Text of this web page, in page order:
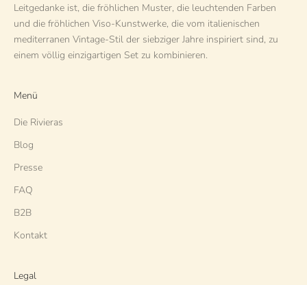
Leitgedanke ist, die fröhlichen Muster, die leuchtenden Farben
und die fröhlichen Viso-Kunstwerke, die vom italienischen
mediterranen Vintage-Stil der siebziger Jahre inspiriert sind, zu
einem völlig einzigartigen Set zu kombinieren.
Menü
Die Rivieras
Blog
Presse
FAQ
B2B
Kontakt
Legal